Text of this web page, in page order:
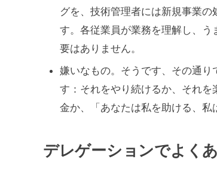
グを、技術管理者には新規事業
す。各従業員が業務を理解し、
要はありません。
嫌いなもの。そうです、その通
す：それをやり続けるか、それ
金か、「あなたは私を助ける、私
デレゲーションでよく